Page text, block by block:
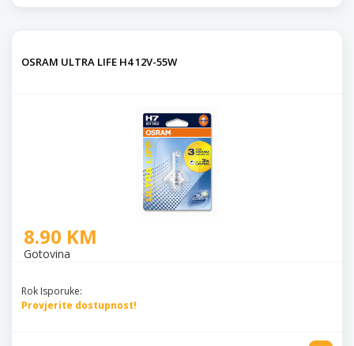
OSRAM ULTRA LIFE H4 12V-55W
8.90 KM
Gotovina
Rok Isporuke:
Provjerite dostupnost!